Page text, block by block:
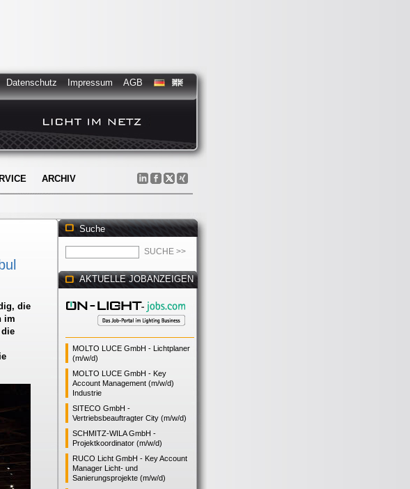
Datenschutz Impressum AGB
ARCHIV
die
im
die
Suche
AKTUELLE JOBANZEIGEN
MOLTO LUCE GmbH - Lichtplaner
(m/w/d)
MOLTO LUCE GmbH - Key
Account Management (m/w/d)
Industrie
SITECO GmbH -
Vertriebsbeauftragter City (m/w/d)
SCHMITZ-WILA GmbH -
Projektkoordinator (m/w/d)
RUCO Licht GmbH - Key Account
Manager Licht- und
Sanierungsprojekte (m/w/d)